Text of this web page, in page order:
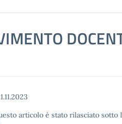
articolo è stato rilasciato sotto